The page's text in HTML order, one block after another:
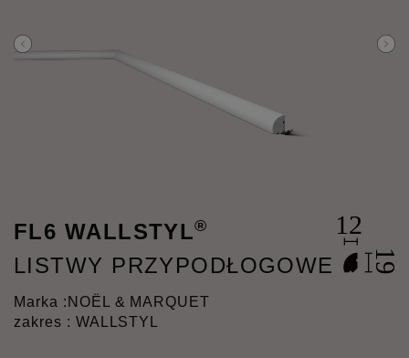
FL6 WALLSTYL®
LISTWY PRZYPODŁOGOWE
Marka : NOËL & MARQUET
zakres : WALLSTYL